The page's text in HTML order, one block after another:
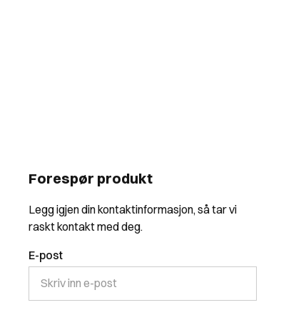
Forespør produkt
Legg igjen din kontaktinformasjon, så tar vi
raskt kontakt med deg.
E-post